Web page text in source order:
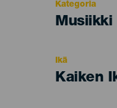
Kategoria
Categoría
Musiikki
Ikä
Edad
Kaiken